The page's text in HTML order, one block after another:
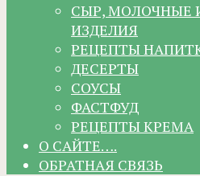
СЫР, МОЛОЧНЫЕ
ИЗДЕЛИЯ
РЕЦЕПТЫ
ДЕСЕРТЫ
СОУСЫ
ФАСТФУД
РЕЦЕПТЫ КРЕМА
О САЙТЕ….
ОБРАТНАЯ СВЯЗЬ